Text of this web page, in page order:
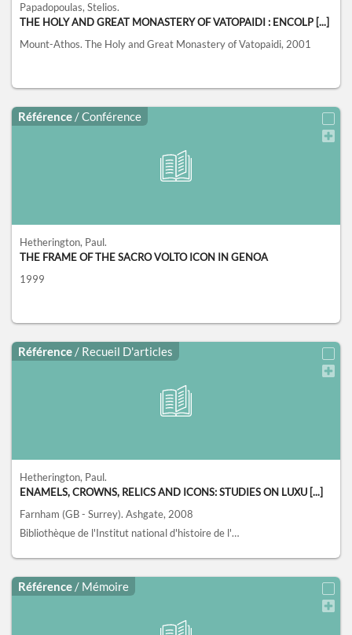
Papadopoulas, Stelios.
THE HOLY AND GREAT MONASTERY OF VATOPAIDI : ENCOLP [...]
Mount-Athos. The Holy and Great Monastery of Vatopaidi, 2001
Référence / Conférence
Hetherington, Paul.
THE FRAME OF THE SACRO VOLTO ICON IN GENOA
1999
Référence / Recueil D'articles
Hetherington, Paul.
ENAMELS, CROWNS, RELICS AND ICONS: STUDIES ON LUXU [...]
Farnham (GB - Surrey). Ashgate, 2008
Bibliothèque de l'Institut national d'histoire de l'art, collections Jacques Doucet, Paris
Référence / Mémoire